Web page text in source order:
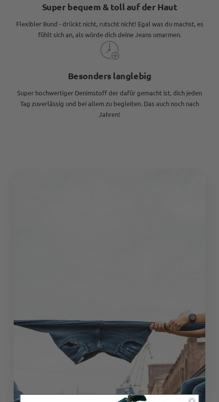
Super bequem & toll auf der Haut
Flexibler Bund - drückt nicht, rutscht nicht! Egal was du machst, es
fühlt sich an, als würde dich deine Jeans umarmen.
Besonders langlebig
Super hochwertiger Denimstoff der dafür gemacht ist, dich jeden
Tag zuverlässig und bei allem zu begleiten. Das auch noch nach
Jahren!
4,9Rating 933Bewertungen